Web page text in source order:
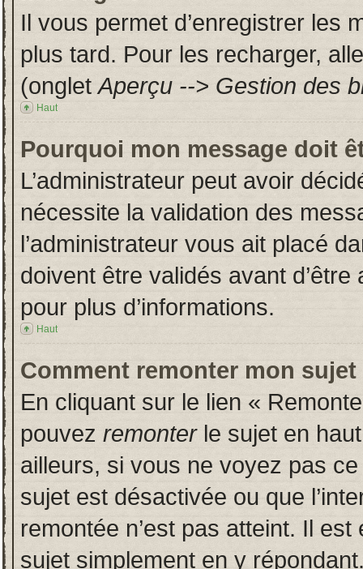
Il vous permet d’enregistrer les
plus tard. Pour les recharger,
(ongletAperçu --> Gestion des
Haut
Pourquoi mon message doit
L’administrateur peut avoir
nécessite la validation des
l’administrateur vous ait placé
doivent être validés avant
pour plus d’informations.
Haut
Comment remonter mon sujet
En cliquant sur le lien «
pouvez remonterle sujet en
ailleurs, si vous ne voyez pas
sujet est désactivée ou que
remontée n’est pas atteint. Il
sujet simplement en y